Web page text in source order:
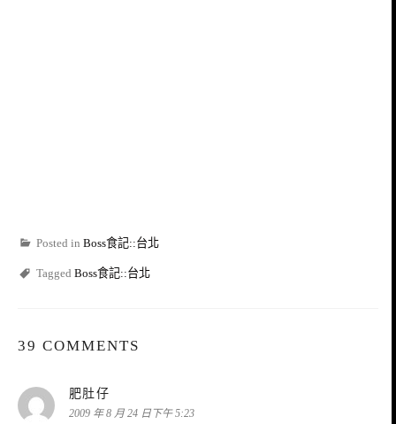
Posted in Boss食記::台北
Tagged Boss食記::台北
39 COMMENTS
肥肚仔
示:
2009 年 8 月 24 日下午 5:23